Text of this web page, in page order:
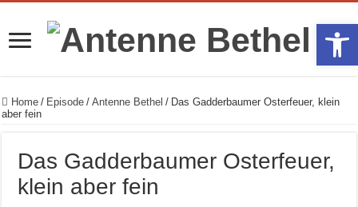
Home / Episode / Antenne Bethel / Das Gadderbaumer Osterfeuer, klein
aber fein
Das Gadderbaumer Osterfeuer,
klein aber fein